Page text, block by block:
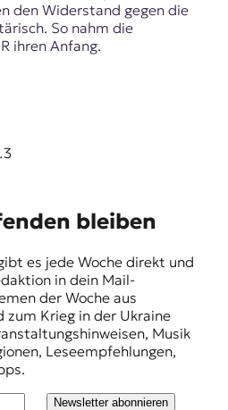
den Widerstand gegen die
So nahm die
ihren Anfang.
3
bleiben
es jede Woche direkt und
in dein Mail-
der Woche aus
zum Krieg in der Ukraine
Musik
Leseempfehlungen,
Newsletter abonnieren